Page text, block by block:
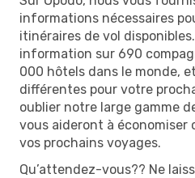
informations nécessaires
itinéraires de vol
information sur 690
000 hôtels dans le monde,
différentes pour votre
oublier notre large gamme
vous aideront à économiser
vos prochains voyages.
Qu’attendez-vous?? Ne